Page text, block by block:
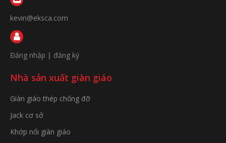
kevin@eksca.com
Đăng nhập | đăng ký
Nhà sản xuất giàn giáo
Giàn giáo thép chống đỡ
Jack cơ sở
Khớp nối giàn giáo